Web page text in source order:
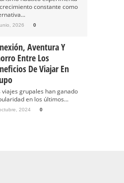
constante como
2026 0
Aventura Y
Entre Los
De Viajar En
viajes grupales han ganado
en los últimos...
2024 0